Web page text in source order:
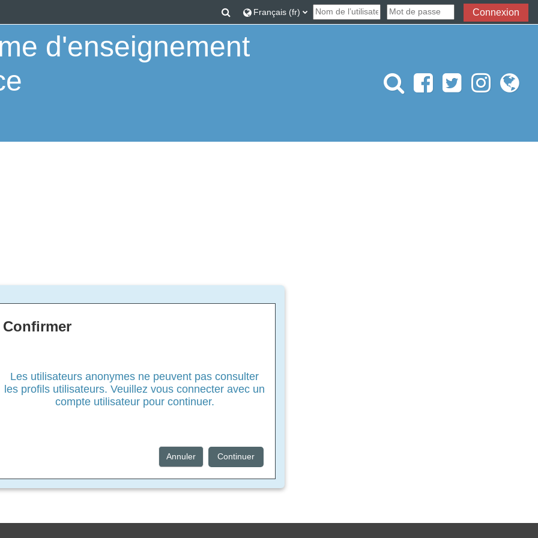
Activer/désactiver la saisie de recherche
Français ‎(fr)‎ Connexion
d'enseignement
Confirmer
Les utilisateurs anonymes ne peuvent pas consulter
les profils utilisateurs. Veuillez vous connecter avec un
compte utilisateur pour continuer.
Annuler Continuer